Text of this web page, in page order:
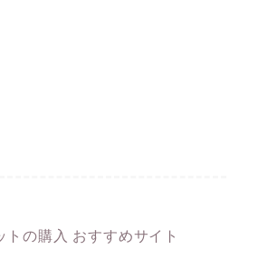
トの購入 おすすめサイト